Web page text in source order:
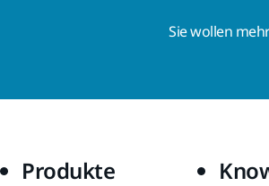
Sie wollen
Produkte